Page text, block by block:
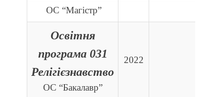
ОС “Магістр”
Освітня
програма 031
Релігієзнавство
ОС “Бакалавр”
2022